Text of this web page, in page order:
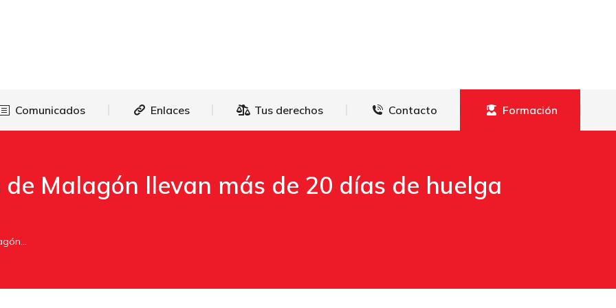
Comunicados Enlaces Tus derechos Contacto Formación
Malagón llevan más de 20 días de huelga